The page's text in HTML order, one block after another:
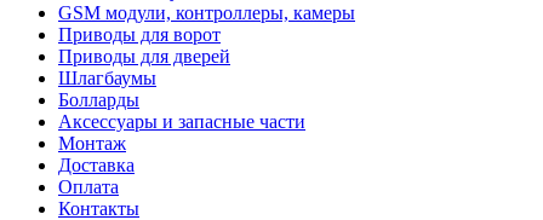
GSM модули, контроллеры, камеры
Приводы для ворот
Приводы для дверей
Шлагбаумы
Болларды
Аксессуары и запасные части
Монтаж
Доставка
Оплата
Контакты